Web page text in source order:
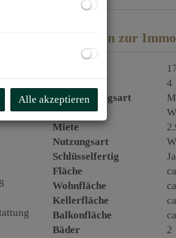
Basisdaten zur
Zimmer
4
Vermarktungsart
Objektart
Miete
Nutzungsart
Schlüsselfertig
Ja
Fläche
Wohnfläche
Kellerfläche
Balkonfläche
Bäder
2
Alle akzeptieren